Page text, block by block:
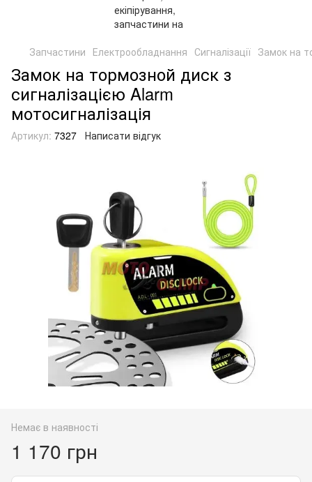
Запчастини Електрообладнання Сигналізації Замок на
Замок на тормозной диск з
сигналізацією Alarm
мотосигналізація
Артикул: 7327 Написати відгук
Немає в наявності
1 170 грн